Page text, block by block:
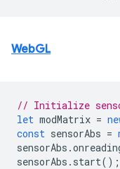
WebGL
// Initialize
let modMatrix =
const sensorAbs =
sensorAbs .
sensorAbs . start();